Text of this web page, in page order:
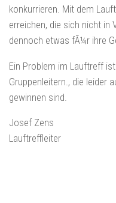
konkurrieren. Mit dem
erreichen, die sich nicht in
dennoch etwas fÃ¼r ihre
Ein Problem im Lauftreff
Gruppenleitern., die leider
gewinnen sind.
Josef Zens
Lauftreffleiter